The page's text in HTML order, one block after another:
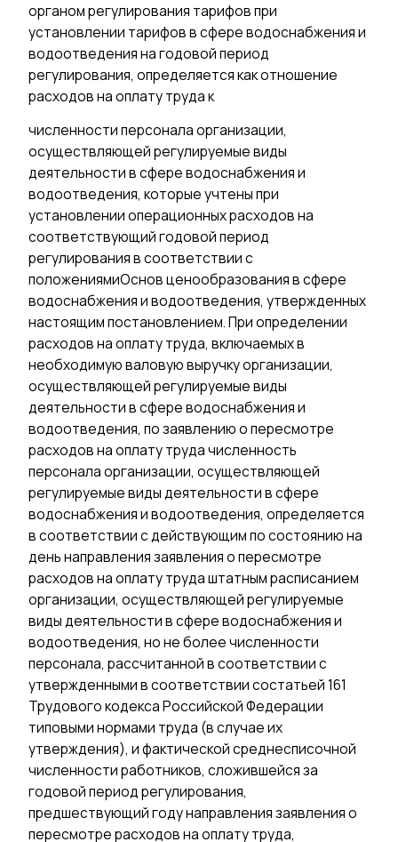
органом регулирования тарифов при
установлении тарифов в сфере водоснабжения и
водоотведения на годовой период
регулирования, определяется как отношение
расходов на оплату труда к
численности персонала организации,
осуществляющей регулируемые виды
деятельности в сфере водоснабжения и
водоотведения, которые учтены при
установлении операционных расходов на
соответствующий годовой период
регулирования в соответствии с
положениямиОснов ценообразования в сфере
водоснабжения и водоотведения, утвержденных
настоящим постановлением. При определении
расходов на оплату труда, включаемых в
необходимую валовую выручку организации,
осуществляющей регулируемые виды
деятельности в сфере водоснабжения и
водоотведения, по заявлению о пересмотре
расходов на оплату труда численность
персонала организации, осуществляющей
регулируемые виды деятельности в сфере
водоснабжения и водоотведения, определяется
в соответствии с действующим по состоянию на
день направления заявления о пересмотре
расходов на оплату труда штатным расписанием
организации, осуществляющей регулируемые
виды деятельности в сфере водоснабжения и
водоотведения, но не более численности
персонала, рассчитанной в соответствии с
утвержденными в соответствии состатьей 161
Трудового кодекса Российской Федерации
типовыми нормами труда (в случае их
утверждения), и фактической среднесписочной
численности работников, сложившейся за
годовой период регулирования,
предшествующий году направления заявления о
пересмотре расходов на оплату труда,